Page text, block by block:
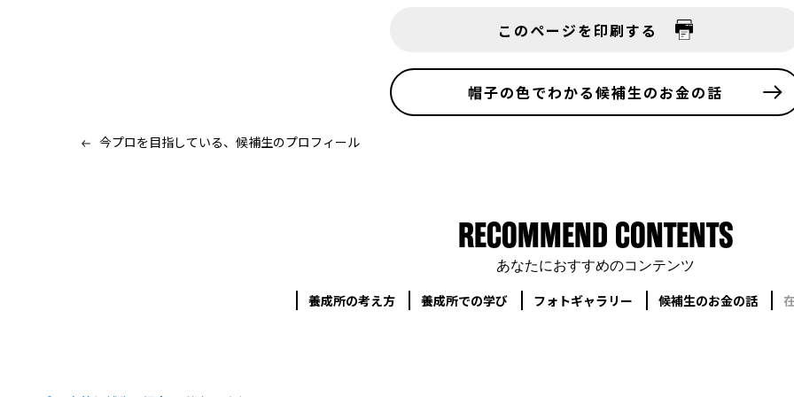
このページを印刷する
帽子の色でわかる候補生のお金の話
今プロを目指している、候補生のプロフィール
RECOMMEND CONTENTS
あなたにおすすめのコンテンツ
養成所の考え方 養成所での学び フォトギャラリー 候補生のお金の話